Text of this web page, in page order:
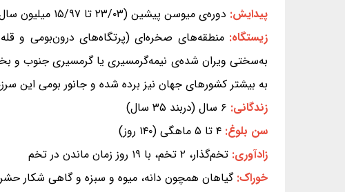
پیدایش: دوره‌ی میوسن پیشین (۲۳/۰۳ تا ۱۵/۹۷ میلیون سال پیش)
زیستگاه:منطقه‌های صخره‌ای (پرتگاه‌های درون‌بومی و
به بیشتر کشورهای جهان نیز برده شده و جانور بومی این
زندگانی: ۶ سال (دربند ۳۵ سال)
سن بلوغ: ۴ تا ۵ ماهگی (۱۴۰ روز)
زادآوری: تخم‌گذار، ۲ تخم، با ۱۹ روز زمان ماندن در تخم
خوراک:گیاهان همچون دانه، میوه و سبزه و گاهی شکار